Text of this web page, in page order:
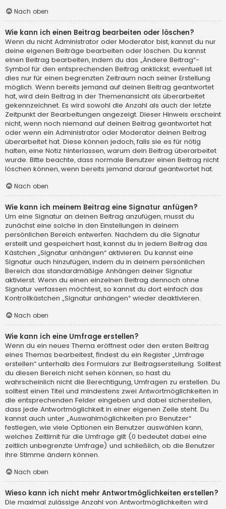
Nach oben
Wie kann ich einen Beitrag bearbeiten oder löschen?
Wenn du nicht Administrator oder Moderator bist, kannst du nur
deine eigenen Beiträge bearbeiten oder löschen. Du kannst
einen Beitrag bearbeiten, indem du das „Ändere Beitrag“-
Symbol für den entsprechenden Beitrag anklickst; eventuell ist
dies nur für einen begrenzten Zeitraum nach seiner Erstellung
möglich. Wenn bereits jemand auf deinen Beitrag geantwortet
hat, wird dein Beitrag in der Themenansicht als überarbeitet
gekennzeichnet. Es wird sowohl die Anzahl als auch der letzte
Zeitpunkt der Bearbeitungen angezeigt. Dieser Hinweis erscheint
nicht, wenn noch niemand auf deinen Beitrag geantwortet hat
oder wenn ein Administrator oder Moderator deinen Beitrag
überarbeitet hat. Diese können jedoch, falls sie es für nötig
halten, eine Notiz hinterlassen, warum dein Beitrag überarbeitet
wurde. Bitte beachte, dass normale Benutzer einen Beitrag nicht
löschen können, wenn bereits jemand darauf geantwortet hat.
Nach oben
Wie kann ich meinem Beitrag eine Signatur anfügen?
Um eine Signatur an deinen Beitrag anzufügen, musst du
zunächst eine solche in den Einstellungen in deinem
persönlichen Bereich entwerfen. Nachdem du die Signatur
erstellt und gespeichert hast, kannst du in jedem Beitrag das
Kästchen „Signatur anhängen“ aktivieren. Du kannst eine
Signatur auch hinzufügen, indem du in deinem persönlichen
Bereich das standardmäßige Anhängen deiner Signatur
aktivierst. Wenn du einen einzelnen Beitrag dennoch ohne
Signatur verfassen möchtest, so kannst du dort einfach das
Kontrollkästchen „Signatur anhängen“ wieder deaktivieren.
Nach oben
Wie kann ich eine Umfrage erstellen?
Wenn du ein neues Thema eröffnest oder den ersten Beitrag
eines Themas bearbeitest, findest du ein Register „Umfrage
erstellen“ unterhalb des Formulars zur Beitragserstellung. Solltest
du diesen Bereich nicht sehen können, so hast du
wahrscheinlich nicht die Berechtigung, Umfragen zu erstellen. Du
solltest einen Titel und mindestens zwei Antwortmöglichkeiten in
die entsprechenden Felder eingeben und dabei sicherstellen,
dass jede Antwortmöglichkeit in einer eigenen Zeile steht. Du
kannst auch unter „Auswahlmöglichkeiten pro Benutzer“
festlegen, wie viele Optionen ein Benutzer auswählen kann,
welches Zeitlimit für die Umfrage gilt (0 bedeutet dabei eine
zeitlich unbegrenzte Umfrage) und schließlich, ob die Benutzer
ihre Stimme ändern können.
Nach oben
Wieso kann ich nicht mehr Antwortmöglichkeiten erstellen?
Die maximal zulässige Anzahl von Antwortmöglichkeiten wird